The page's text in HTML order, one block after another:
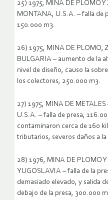
25) 1975, MINA DE PLOMO Y
MONTANA, U.S.A. – falla de
150.000 m3.
26) 1975, MINA DE PLOMO,
BULGARIA – aumento de la
nivel de diseño, causo la
los colectores, 250.000 m3.
27) 1975, MINA DE
U.S.A. – falla de presa,
contaminaron cerca de 160
tributarios, severos daños a
28) 1976, MINA DE PLOMO
YUGOSLAVIA – falla de la
demasiado elevado, y salida
debajo de la presa, 300.000